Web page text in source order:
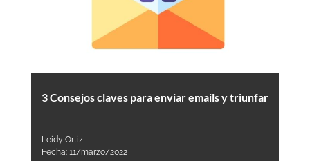
3 Consejos claves para enviar emails y triunfar
Leidy Ortiz
Fecha: 11/marzo/2022